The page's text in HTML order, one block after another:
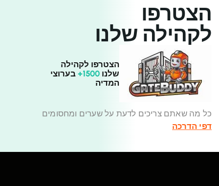
הצטרפו
לקהילה שלנו
הצטרפו לקהילה
שלנו 1500+
בערוצי
המדיה
כל מה שאתם צריכים לדעת על שערים ומחסומים
דפי הדרכה